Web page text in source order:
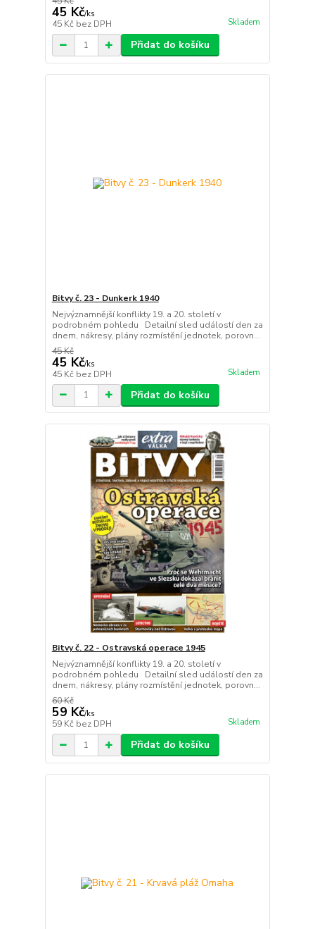
45 Kč/ks
45 Kč bez DPH Skladem
Přidat do košíku
Bitvy č. 23 - Dunkerk 1940
Nejvýznamnější konflikty 19. a 20. století v
podrobném pohledu Detailní sled událostí den za
dnem, nákresy, plány rozmístění jednotek, porovn...
45 Kč
45 Kč/ks
45 Kč bez DPH Skladem
Přidat do košíku
Bitvy č. 22 - Ostravská operace 1945
Nejvýznamnější konflikty 19. a 20. století v
podrobném pohledu Detailní sled událostí den za
dnem, nákresy, plány rozmístění jednotek, porovn...
60 Kč
59 Kč/ks
59 Kč bez DPH Skladem
Přidat do košíku